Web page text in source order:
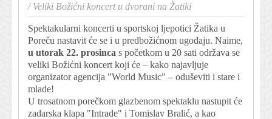
/Veliki Božićni koncert u dvorani na Žatiki
Spektakularni koncerti u sportskoj ljepotici Žatika u
Poreču nastavit će se i u predbožićnom ugođaju. Naime,
u utorak 22. prosinca s početkom u 20 sati održava se
veliki Božićni koncert koji će – kako najavljuje
organizator agencija "World Music" – oduševiti i stare i
mlade!
U trosatnom porečkom glazbenom spektaklu nastupit će
zadarska klapa "Intrade" i Tomislav Bralić, a kao